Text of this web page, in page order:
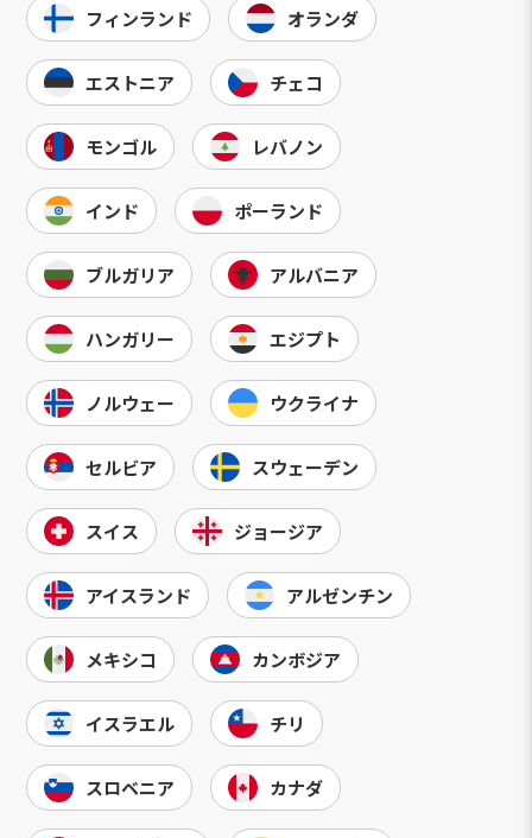
フィンランド オランダ
エストニア チェコ
モンゴル レバノン
インド ポーランド
ブルガリア アルバニア
ハンガリー エジプト
ノルウェー ウクライナ
セルビア スウェーデン
スイス ジョージア
アイスランド アルゼンチン
メキシコ カンボジア
イスラエル チリ
スロベニア カナダ